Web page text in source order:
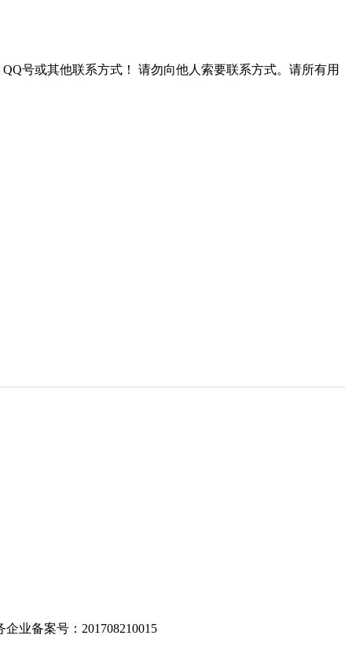
号或其他联系方式！
请勿向他人索要联系方式。请所有用
业备案号：201708210015